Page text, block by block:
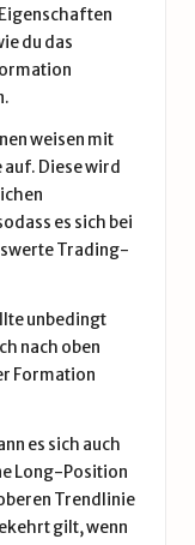
du das
weisen mit
Diese wird
es sich bei
Trading-
unbedingt
nach oben
Formation
es sich auch
Long-Position
Trendlinie
gilt, wenn